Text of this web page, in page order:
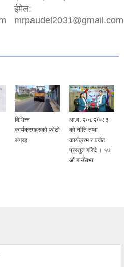
ईमेल:
mrpaudel2031@gmail.com
विभिन्न
कार्यक्रमहरुको फोटो
संग्रह
आ.व. २०८२/०८३
को नीति तथा
कार्यक्रम र वजेट
प्रस्तुत गरिदै । १७
औं गाउँसभा